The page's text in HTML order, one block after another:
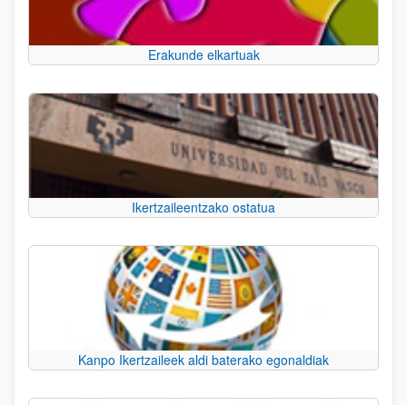
Erakunde elkartuak
Ikertzaileentzako ostatua
Kanpo Ikertzaileek aldi baterako egonaldiak